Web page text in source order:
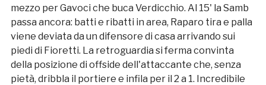
mezzo per Gavoci che buca Verdicchio. Al 15' la Samb
passa ancora: batti e ribatti in area, Raparo tira e palla
viene deviata da un difensore di casa arrivando sui
piedi di Fioretti. La retroguardia si ferma convinta
della posizione di offside dell'attaccante che, senza
pietà, dribbla il portiere e infila per il 2 a 1. Incredibile